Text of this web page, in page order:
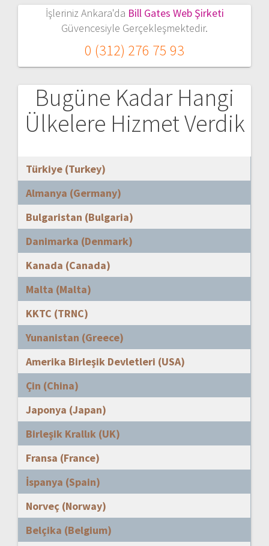
İşleriniz Ankara'da Bill Gates Web Şirketi
Güvencesiyle Gerçekleşmektedir.
0 (312) 276 75 93
Bugüne Kadar Hangi
Ülkelere Hizmet Verdik
Türkiye (Turkey)
Almanya (Germany)
Bulgaristan (Bulgaria)
Danimarka (Denmark)
Kanada (Canada)
Malta (Malta)
KKTC (TRNC)
Yunanistan (Greece)
Amerika Birleşik Devletleri (USA)
Çin (China)
Japonya (Japan)
Birleşik Krallık (UK)
Fransa (France)
İspanya (Spain)
Norveç (Norway)
Belçika (Belgium)